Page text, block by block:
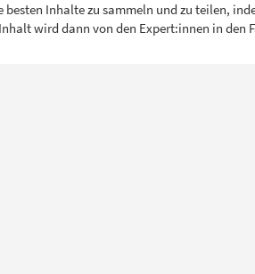
besten Inhalte zu sammeln und zu teilen,
wird dann von den Expert:innen in den